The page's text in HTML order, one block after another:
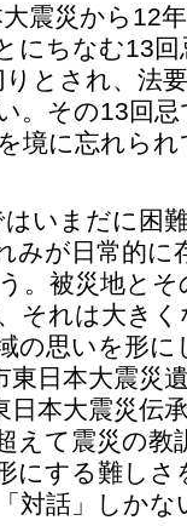
震災から12
にちなむ13
とされ、法
。その13回
境に忘れら
いまだに困
みが日常的に
。被災地と
それは大き
の思いを形
日本大震災
日本大震災伝
えて震災の教
にする難し
対話」しかな